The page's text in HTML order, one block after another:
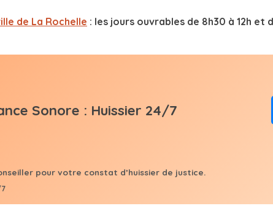
Sonore : Huissier 24/7
en semaine est variable selon
édicter des règles spécifiques à l’échelle
de prendre des arrêtés préfectoraux pour